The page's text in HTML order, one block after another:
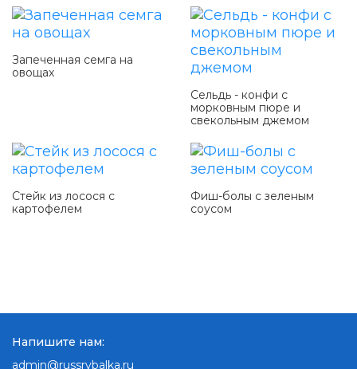
Запеченная семга на
овощах
Сельдь - конфи с
морковным пюре и
свекольным джемом
Стейк из лосося с
картофелем
Фиш-болы с зеленым
соусом
Напишите нам:
admin@russrybalka.ru